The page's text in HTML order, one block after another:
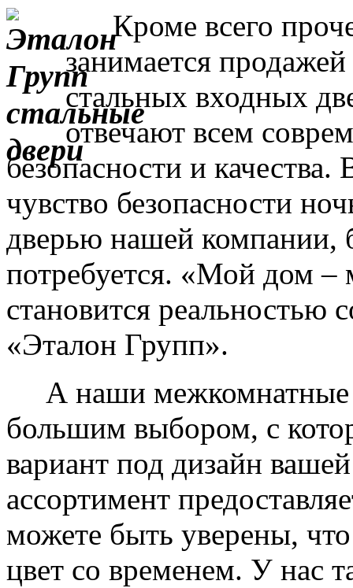
Кроме всего
занимается
стальных входных
отвечают всем
безопасности и
чувство безопасности
дверью нашей компании,
потребуется. «Мой дом –
становится реальностью
«Эталон Групп».
А наши межкомнатные
большим выбором, с
вариант под дизайн
ассортимент
можете быть уверены,
цвет со временем. У нас